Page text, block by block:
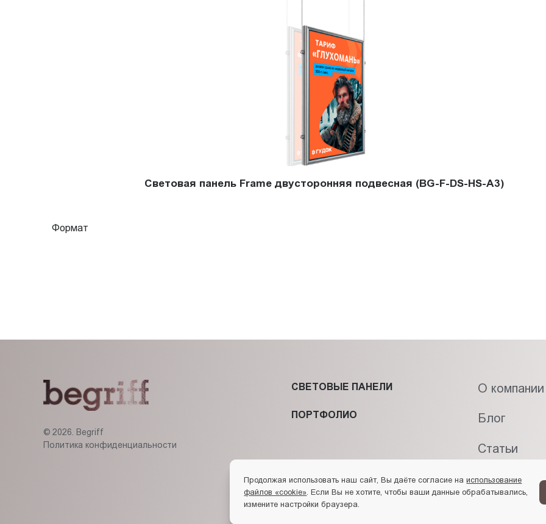
Световая панель Frame двусторонняя подвесная (BG-F-DS-HS-A3)
Формат
© 2026. Begriff
Политика конфиденциальности
СВЕТОВЫЕ ПАНЕЛИ
ПОРТФОЛИО
О компании
Блог
Статьи
Контакты
Продолжая использовать наш сайт, Вы даёте согласие наиспользование
файлов «cookie» . Если Вы не хотите, чтобы ваши данные обрабатывались,
измените настройки браузера.